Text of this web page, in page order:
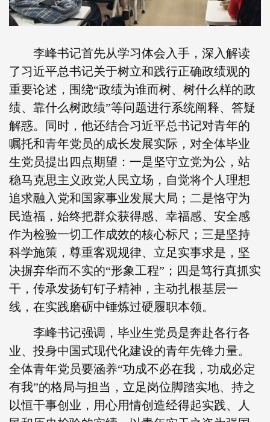
李峰书记首先从学习体会入手，深入解读
了习近平总书记关于树立和践行正确政绩观的
重要论述，围绕“政绩为谁而树、树什么样的政
绩、靠什么树政绩”等问题进行系统阐释、答疑
解惑。同时，他还结合习近平总书记对青年的
嘱托和青年党员的成长发展实际，对全体毕业
生党员提出四点期望：一是坚守立党为公，站
稳马克思主义政党人民立场，自觉将个人理想
追求融入党和国家事业发展大局；二是恪守为
民造福，始终把群众获得感、幸福感、安全感
作为检验一切工作成效的核心标尺；三是坚持
科学施策，尊重客观规律、立足实事求是，坚
决摒弃华而不实的“形象工程”；四是笃行真抓实
干，传承发扬钉钉子精神，主动扎根基层一
线，在实践磨砺中锤炼过硬履职本领。
李峰书记强调，毕业生党员是奔赴各行各
业、投身中国式现代化建设的青年先锋力量。
全体青年党员要涵养“功成不必在我，功成必定
有我”的格局与担当，立足岗位脚踏实地、持之
以恒干事创业，用心用情创造经得起实践、人